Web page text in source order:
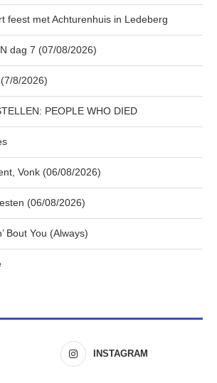
feest met Achturenhuis in Ledeberg
dag 7 (07/08/2026)
8/2026)
PEOPLE WHO DIED
Vonk (06/08/2026)
(06/08/2026)
Bout You (Always)
INSTAGRAM